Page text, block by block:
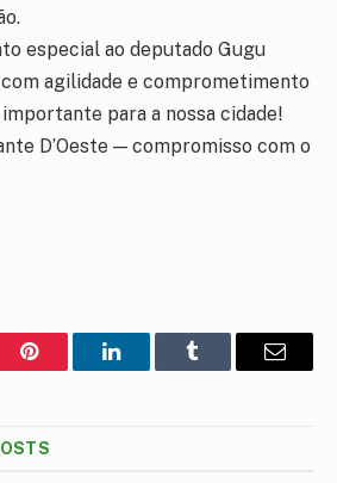
especial ao deputado Gugu
agilidade e comprometimento
para a nossa cidade!
D’Oeste — compromisso com o
Pinterest LinkedInTumblr
E-